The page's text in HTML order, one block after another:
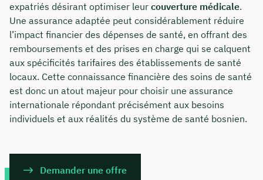
expatriés désirant optimiser leur couverture médicale.
Une assurance adaptée peut considérablement réduire
l’impact financier des dépenses de santé, en offrant des
remboursements et des prises en charge qui se calquent
aux spécificités tarifaires des établissements de santé
locaux. Cette connaissance financière des soins de santé
est donc un atout majeur pour choisir une assurance
internationale répondant précisément aux besoins
individuels et aux réalités du système de santé bosnien.
Demander une offre